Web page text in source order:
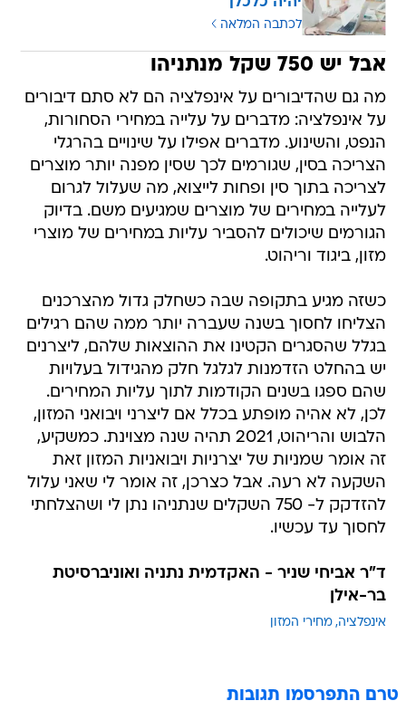
לכתבה המלאה
אבל יש 750 שקל מנתניהו
מה גם שהדיבורים על אינפלציה הם לא סתם דיבורים
על אינפלציה: מדברים על עלייה במחירי הסחורות,
הנפט, והשינוע. מדברים אפילו על שינויים בהרגלי
הצריכה בסין, שגורמים לכך שסין מפנה יותר מוצרים
לצריכה בתוך סין ופחות לייצוא, מה שעלול לגרום
לעלייה במחירים של מוצרים שמגיעים משם. בדיוק
הגורמים שיכולים להסביר עליות במחירים של מוצרי
מזון, ביגוד וריהוט.
כשזה מגיע בתקופה שבה כשחלק גדול מהצרכנים
הצליחו לחסוך בשנה שעברה יותר ממה שהם רגילים
בגלל שהסגרים הקטינו את ההוצאות שלהם, ליצרנים
יש בהחלט הזדמנות לגלגל חלק מהגידול בעלויות
שהם ספגו בשנים הקודמות לתוך עליות המחירים.
לכן, לא אהיה מופתע בכלל אם ליצרני ויבואני המזון,
הלבוש והריהוט, 2021 תהיה שנה מצוינת. כמשקיע,
זה אומר שמניות של יצרניות ויבואניות המזון זאת
השקעה לא רעה. אבל כצרכן, זה אומר לי שאני עלול
להזדקק ל- 750 השקלים שנתניהו נתן לי ושהצלחתי
לחסוך עד עכשיו.
ד"ר אביחי שניר - האקדמית נתניה ואוניברסיטת
בר-אילן
אינפלציה מחירי המזון
טרם התפרסמו תגובות